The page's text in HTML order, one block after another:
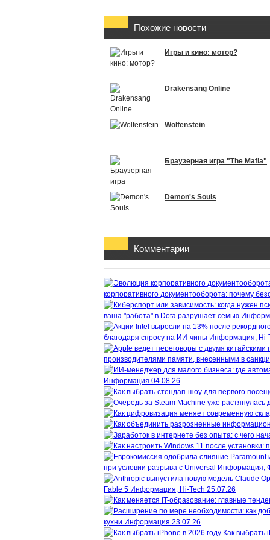
Похожие новости
Игры и кино: мотор?
Drakensang Online
Wolfenstein
Браузерная игра "The Mafia"
Demon's Souls
Комментарии
корпоративного документооборота: почему
ваша "работа" в Dota разрушает семью
благодаря спросу на ИИ-чипы Информация, Hi-
производителями памяти, внесенными в
Информация 04.08.26
при условии разрыва с Universal Информация,
Fable 5 Информация, Hi-Tech 25.07.26
кухни Информация 23.07.26
Как выбрать